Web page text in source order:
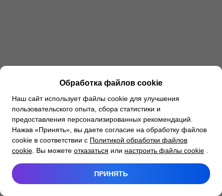
Обработка файлов cookie
Наш сайт использует файлы cookie для улучшения
пользовательского опыта, сбора статистики и
предоставления персонализированных рекомендаций.
Нажав «Принять», вы даете согласие на обработку файлов
cookie в соответствии с Политикой обработки файлов
cookie . Вы можете отказаться или настроить файлы cookie
ПРИНЯТЬ